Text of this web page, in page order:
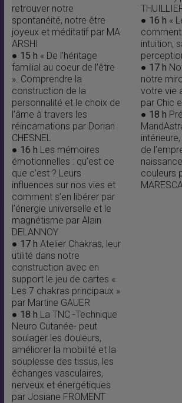
retrouver notre
spontanéité, notre être
joyeux et méditatif par MA
ARSHI
● 15 h « De l’héritage
familial au coeur de l’être
». Comprendre la
construction de la
personnalité et le choix de
l’âme à travers les
réincarnations par Dorian
CHESNEL
● 16 h Les mémoires
émotionnelles : qu’est ce
que c’est ? Leurs
influences sur nos vies et
comment s’en libérer par
l’énergie universelle et le
magnétisme par Alain
DELANNOY
● 17 h Atelier Chakras, leur
utilité dans notre
construction avec en
support le jeu de cartes «
Les 7 chakras principaux »
par Martine GAUER
● 18 h La TNC -Technique
Neuro Cutanée- peut
soulager les douleurs,
améliorer la mobilité et la
souplesse des tissus, les
échanges vasculaires,
nerveux et énergétiques
par Josiane FROMENT
● 16 h «
intuition,
● 17 h
notre
votre vie
par Chic
● 18 h
de
couleurs